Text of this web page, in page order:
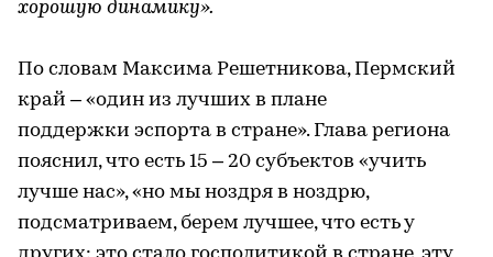
хорошую динамику».
По словам Максима Решетникова, Пермский
край – «один из лучших в плане
поддержки эспорта в стране». Глава региона
пояснил, что есть 15 – 20 субъектов «учить
лучше нас», «но мы ноздря в ноздрю,
подсматриваем, берем лучшее, что есть у